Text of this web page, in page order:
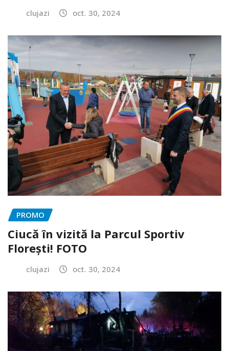
clujazi oct. 30, 2024
PROMO
Ciucă în vizită la Parcul Sportiv
Florești! FOTO
clujazi oct. 30, 2024